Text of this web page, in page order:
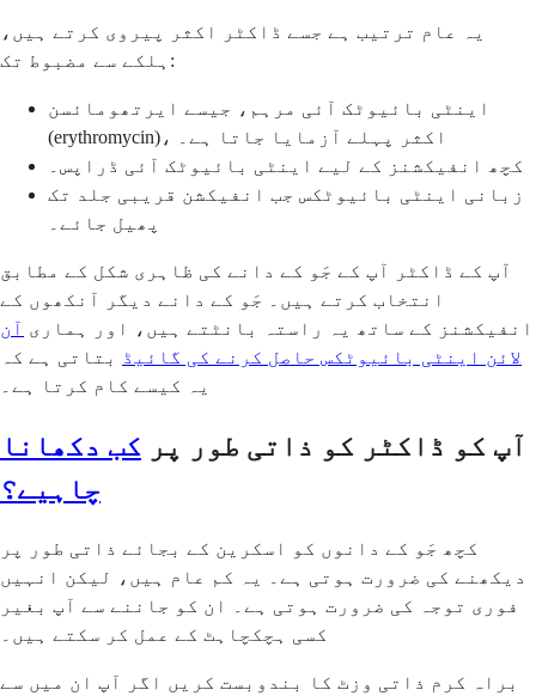
یہ عام ترتیب ہے جسے ڈاکٹر اکثر پیروی کرتے ہیں،
ہلکے سے مضبوط تک:
اینٹی بائیوٹک آئی مرہم، جیسے ایرتھومائسن
(erythromycin)، اکثر پہلے آزمایا جاتا ہے۔
کچھ انفیکشنز کے لیے اینٹی بائیوٹک آئی ڈراپس۔
زبانی اینٹی بائیوٹکس جب انفیکشن قریبی جلد تک
پھیل جائے۔
آپ کے ڈاکٹر آپ کے جَو کے دانے کی ظاہری شکل کے مطابق
انتخاب کرتے ہیں۔ جَو کے دانے دیگر آنکھوں کے
انفیکشنز کے ساتھ یہ راستہ بانٹتے ہیں، اور ہماری آن
لائن اینٹی بائیوٹکس حاصل کرنے کی گائیڈ
بتاتی ہے کہ
یہ کیسے کام کرتا ہے۔
آپ کو ڈاکٹر کو ذاتی طور پر کب دکھانا
چاہیے؟
کچھ جَو کے دانوں کو اسکرین کے بجائے ذاتی طور پر
دیکھنے کی ضرورت ہوتی ہے۔ یہ کم عام ہیں، لیکن انہیں
فوری توجہ کی ضرورت ہوتی ہے۔ ان کو جاننے سے آپ بغیر
کسی ہچکچاہٹ کے عمل کر سکتے ہیں۔
براہ کرم ذاتی وزٹ کا بندوبست کریں اگر آپ ان میں سے